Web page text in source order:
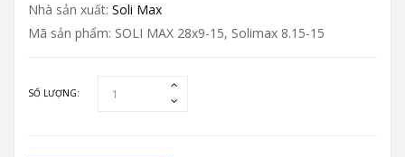
Nhà sản xuất: Soli Max
Mã sản phẩm: SOLI MAX 28x9-15, Solimax 8.15-15
SỐ LƯỢNG: